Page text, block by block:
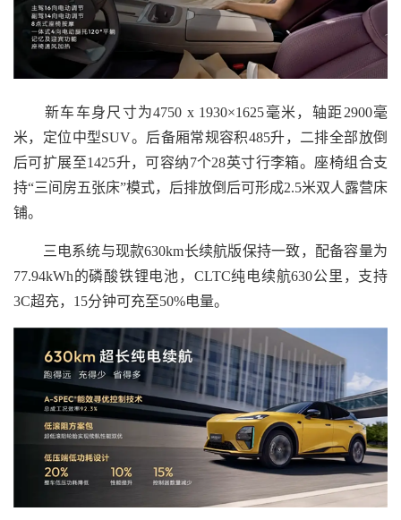
新车车身尺寸为4750 x 1930×1625毫米，轴距2900毫
米，定位中型SUV。后备厢常规容积485升，二排全部放倒
后可扩展至1425升，可容纳7个28英寸行李箱。座椅组合支
持“三间房五张床”模式，后排放倒后可形成2.5米双人露营床
铺。
三电系统与现款630km长续航版保持一致，配备容量为
77.94kWh的磷酸铁锂电池，CLTC纯电续航630公里，支持
3C超充，15分钟可充至50%电量。